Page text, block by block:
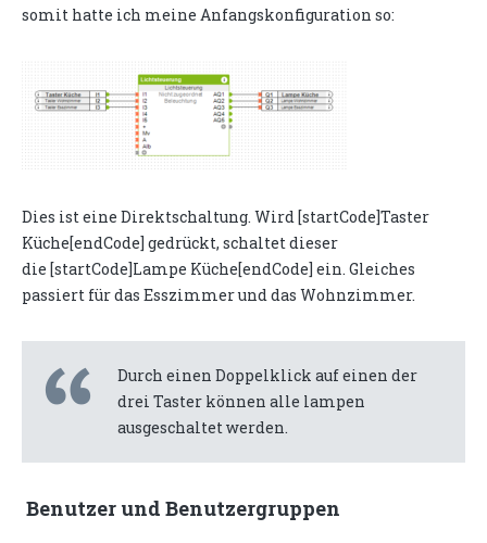
somit hatte ich meine Anfangskonfiguration so:
Dies ist eine Direktschaltung. Wird [startCode]Taster
Küche[endCode] gedrückt, schaltet dieser
die [startCode]Lampe Küche[endCode] ein. Gleiches
passiert für das Esszimmer und das Wohnzimmer.
Durch einen Doppelklick auf einen der
drei Taster können alle lampen
ausgeschaltet werden.
Benutzer und Benutzergruppen